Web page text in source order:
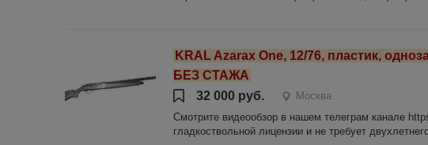
KRAL Azarax One, 12/76, пластик,
БЕЗ СТАЖА
32 000 руб.
Москва
Смотрите видеообзор в нашем телеграм канале
гладкоствольной лицензии и не требует